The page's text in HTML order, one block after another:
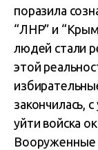
поразила
“ЛНР” и
людей стали
этой
закончилась,
уйти войска
Вооруженные